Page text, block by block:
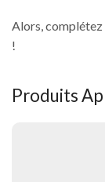
Alors,
!
Produits